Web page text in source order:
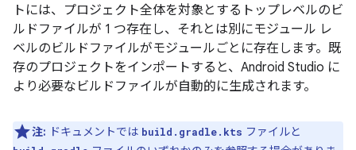
トには、プロジェクト全体を対象とするトップレベルのビ
ルドファイルが 1 つ存在し、それとは別にモジュール レ
ベルのビルドファイルがモジュールごとに存在します。既
存のプロジェクトをインポートすると、Android Studio に
より必要なビルドファイルが自動的に生成されます。
注: ドキュメントでは build.gradle.kts ファイルと